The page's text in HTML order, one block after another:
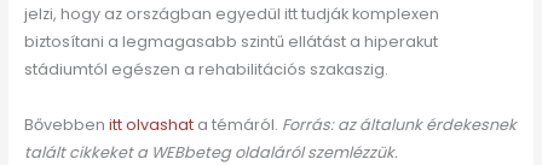
jelzi, hogy az országban egyedül itt tudják komplexen
biztosítani a legmagasabb szintű ellátást a hiperakut
stádiumtól egészen a rehabilitációs szakaszig.
Bővebben itt olvashat a témáról. Forrás: az általunk érdekesnek
talált cikkeket a WEBbeteg oldaláról szemlézzük.